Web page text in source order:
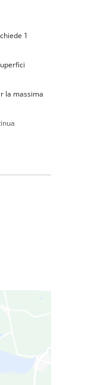
1
la massima